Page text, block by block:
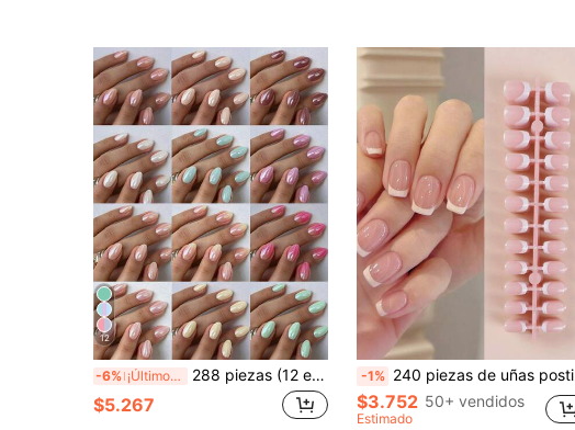
12
-6% ¡Últimos 3 días 288 piezas (12 estilos mixtos) Uñas postizas cortas ovaladas Y2K con diseño degradado metálico brillante mágico, set de uñas acrílicas falsas de ajuste perfecto, manicura de verano, fáciles de usar, adecuadas para el uso diario de mujeres y niñas y fiestas de música electrónica
$5.267
-1% 240 piezas de uñas postizas cortas y cuadradas con diseños de color contrastante y patrones divertidos, suministros de uñas
$3.752 50+ vendidos
Estimado